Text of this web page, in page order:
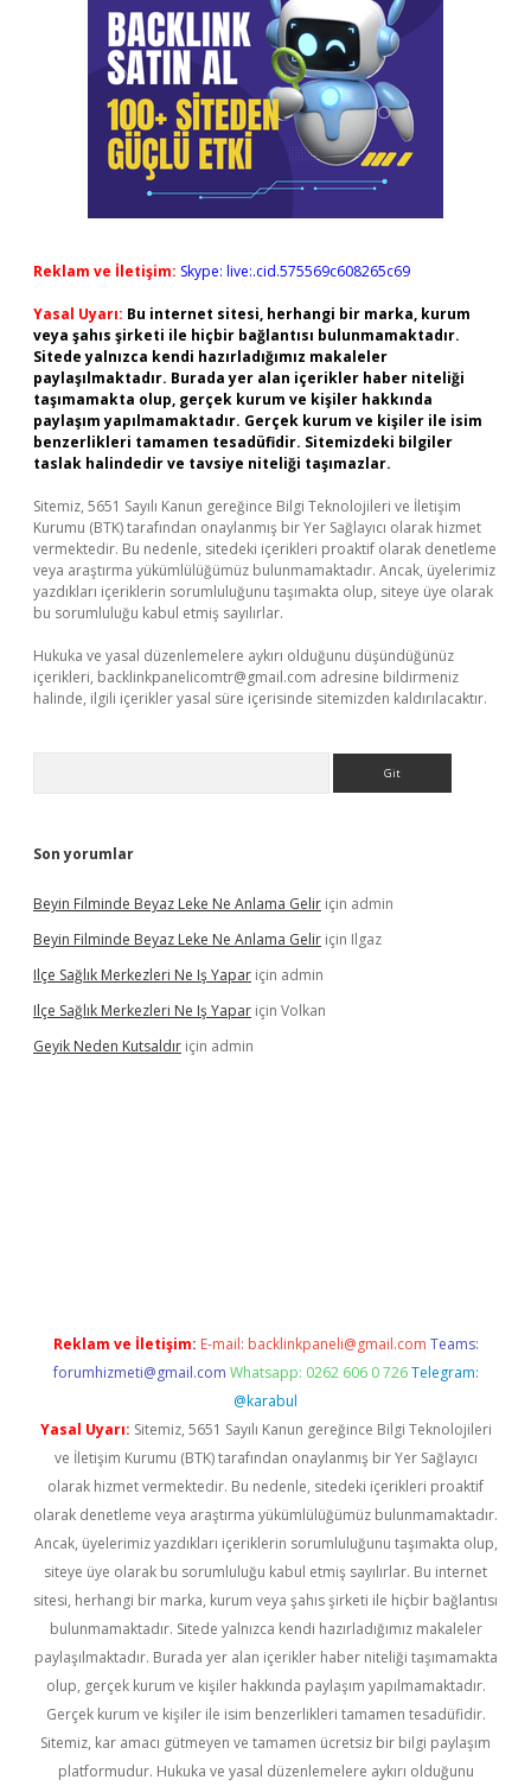
Reklam ve İletişim: Skype: live:.cid.575569c608265c69
Yasal Uyarı: Bu internet sitesi, herhangi bir marka, kurum
veya şahıs şirketi ile hiçbir bağlantısı bulunmamaktadır.
Sitede yalnızca kendi hazırladığımız makaleler
paylaşılmaktadır. Burada yer alan içerikler haber niteliği
taşımamakta olup, gerçek kurum ve kişiler hakkında
paylaşım yapılmamaktadır. Gerçek kurum ve kişiler ile isim
benzerlikleri tamamen tesadüfidir. Sitemizdeki bilgiler
taslak halindedir ve tavsiye niteliği taşımazlar.
Sitemiz, 5651 Sayılı Kanun gereğince Bilgi Teknolojileri ve İletişim
Kurumu (BTK) tarafından onaylanmış bir Yer Sağlayıcı olarak hizmet
vermektedir. Bu nedenle, sitedeki içerikleri proaktif olarak denetleme
veya araştırma yükümlülüğümüz bulunmamaktadır. Ancak, üyelerimiz
yazdıkları içeriklerin sorumluluğunu taşımakta olup, siteye üye olarak
bu sorumluluğu kabul etmiş sayılırlar.
Hukuka ve yasal düzenlemelere aykırı olduğunu düşündüğünüz
içerikleri, backlinkpanelicomtr@gmail.com adresine bildirmeniz
halinde, ilgili içerikler yasal süre içerisinde sitemizden kaldırılacaktır.
Son yorumlar
Beyin Filminde Beyaz Leke Ne Anlama Gelir için admin
Beyin Filminde Beyaz Leke Ne Anlama Gelir için Ilgaz
Ilçe Sağlık Merkezleri Ne Iş Yapar için admin
Ilçe Sağlık Merkezleri Ne Iş Yapar için Volkan
Geyik Neden Kutsaldır için admin
Reklam ve İletişim: E-mail: backlinkpaneli@gmail.com Teams:
forumhizmeti@gmail.com Whatsapp: 0262 606 0 726 Telegram:
@karabul
Yasal Uyarı: Sitemiz, 5651 Sayılı Kanun gereğince Bilgi Teknolojileri
ve İletişim Kurumu (BTK) tarafından onaylanmış bir Yer Sağlayıcı
olarak hizmet vermektedir. Bu nedenle, sitedeki içerikleri proaktif
olarak denetleme veya araştırma yükümlülüğümüz bulunmamaktadır.
Ancak, üyelerimiz yazdıkları içeriklerin sorumluluğunu taşımakta olup,
siteye üye olarak bu sorumluluğu kabul etmiş sayılırlar. Bu internet
sitesi, herhangi bir marka, kurum veya şahıs şirketi ile hiçbir bağlantısı
bulunmamaktadır. Sitede yalnızca kendi hazırladığımız makaleler
paylaşılmaktadır. Burada yer alan içerikler haber niteliği taşımamakta
olup, gerçek kurum ve kişiler hakkında paylaşım yapılmamaktadır.
Gerçek kurum ve kişiler ile isim benzerlikleri tamamen tesadüfidir.
Sitemiz, kar amacı gütmeyen ve tamamen ücretsiz bir bilgi paylaşım
platformudur. Hukuka ve yasal düzenlemelere aykırı olduğunu